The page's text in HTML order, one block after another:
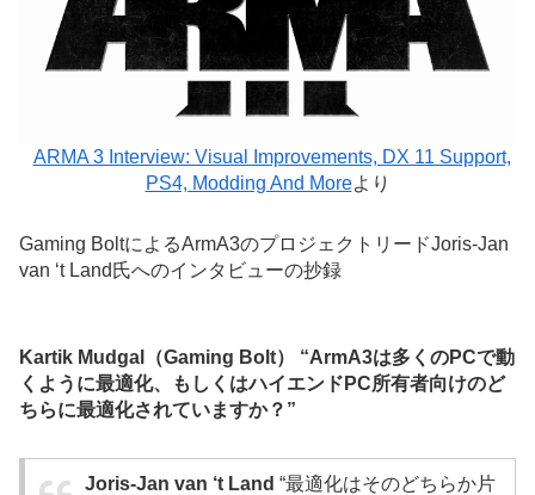
ARMA 3 Interview: Visual Improvements, DX 11 Support,
PS4, Modding And Moreより
Gaming BoltによるArmA3のプロジェクトリードJoris-Jan
van ‘t Land氏へのインタビューの抄録
Kartik Mudgal（Gaming Bolt） “ArmA3は多くのPCで動
くように最適化、もしくはハイエンドPC所有者向けのど
ちらに最適化されていますか？”
Joris-Jan van ‘t Land “最適化はそのどちらか片